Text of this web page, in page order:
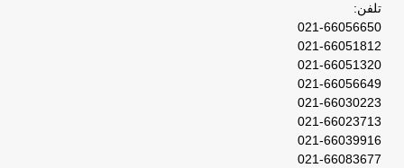
تلفن:
021-66056650
021-66051812
021-66051320
021-66056649
021-66030223
021-66023713
021-66039916
021-66083677